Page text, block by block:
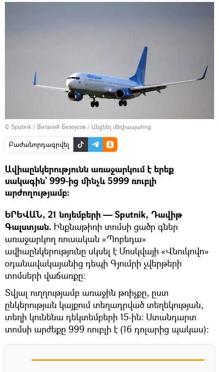
© Sputnik / Виталий Белоусов / Անցնել մեդիապահոց
Բաժանորդագրվել
Ավիաընկերությունն առաջարկում է երեք
սակագին` 999-ից մինչև 5999 ռուբլի
արժողությամբ։
ԵՐԵՎԱՆ, 21 նոյեմբերի — Sputnik, Դավիթ
Գալստյան. Ինքնաթիռի տոմսի ցածր գներ
առաջարկող ռուսական «Պոբեդա»
ավիաընկերությունը սկսել է Մոսկվայի «Վնուկովո»
օդանավակայանից դեպի Գյումրի չվերթերի
տոմսերի վաճառքը։
Տվյալ ուղղությամբ առաջին թռիչքը, ըստ
ընկերության կայքում տեղադրված տեղեկության,
տեղի կունենա դեկտեմբերի 15-ին։ Ստանդարտ
տոմսի արժեքը 999 ռուբլի է (16 դոլարից պակաս)։